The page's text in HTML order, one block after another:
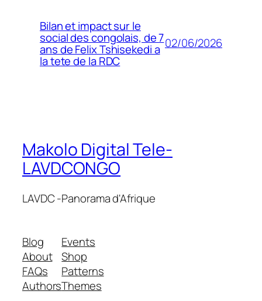
Bilan et impact sur le
social des congolais, de 7
ans de Felix Tshisekedi a
la tete de la RDC
02/06/2026
Makolo Digital Tele-
LAVDCONGO
LAVDC -Panorama d'Afrique
Blog
About
FAQs
Authors
Events
Shop
Patterns
Themes